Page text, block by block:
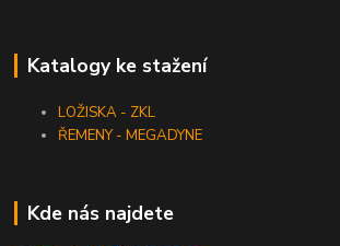
Katalogy ke stažení
LOŽISKA - ZKL
ŘEMENY - MEGADYNE
Kde nás najdete